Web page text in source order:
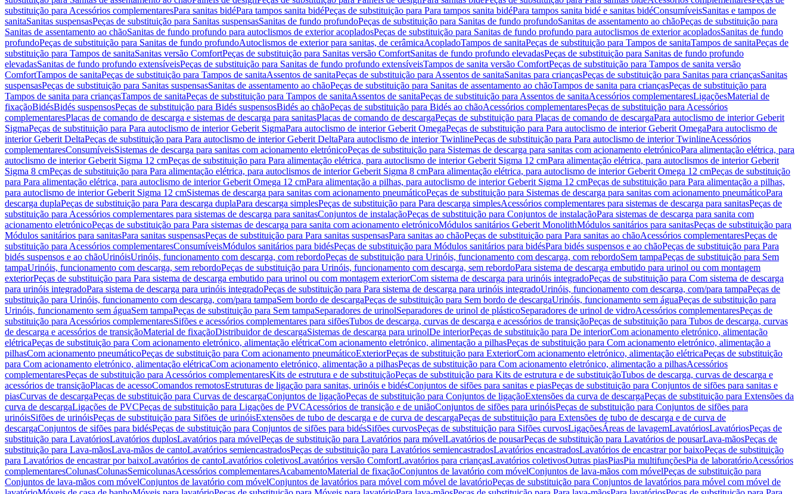
substituição para Acessórios complementaresPara sanitas bidéPara tampos sanita bidéPeças de substituição para Para tampos sanita bidéPara tampos sanita bidé e sanitas bidéConsumíveisSanitas e tampos de
sanitaSanitas suspensasPeças de substituição para Sanitas suspensasSanitas de fundo profundoPeças de substituição para Sanitas de fundo profundoSanitas de assentamento ao chãoPeças de substituição para
Sanitas de assentamento ao chãoSanitas de fundo profundo para autoclismos de exterior acopladosPeças de substituição para Sanitas de fundo profundo para autoclismos de exterior acopladosSanitas de fundo
profundoPeças de substituição para Sanitas de fundo profundoAutoclismos de exterior para sanitas, de cerâmicaAcopladoTampos de sanitaPeças de substituição para Tampos de sanitaTampos de sanitaPeças de
substituição para Tampos de sanitaSanitas versão ComfortPeças de substituição para Sanitas versão ComfortSanitas de fundo profundo elevadasPeças de substituição para Sanitas de fundo profundo
elevadasSanitas de fundo profundo extensíveisPeças de substituição para Sanitas de fundo profundo extensíveisTampos de sanita versão ComfortPeças de substituição para Tampos de sanita versão
ComfortTampos de sanitaPeças de substituição para Tampos de sanitaAssentos de sanitaPeças de substituição para Assentos de sanitaSanitas para criançasPeças de substituição para Sanitas para criançasSanitas
suspensasPeças de substituição para Sanitas suspensasSanitas de assentamento ao chãoPeças de substituição para Sanitas de assentamento ao chãoTampos de sanita para criançasPeças de substituição para
Tampos de sanita para criançasTampos de sanitaPeças de substituição para Tampos de sanitaAssentos de sanitaPeças de substituição para Assentos de sanitaAcessórios complementaresLigaçõesMaterial de
fixaçãoBidésBidés suspensosPeças de substituição para Bidés suspensosBidés ao chãoPeças de substituição para Bidés ao chãoAcessórios complementaresPeças de substituição para Acessórios
complementaresPlacas de comando de descarga e sistemas de descarga para sanitasPlacas de comando de descargaPeças de substituição para Placas de comando de descargaPara autoclismo de interior Geberit
SigmaPeças de substituição para Para autoclismo de interior Geberit SigmaPara autoclismo de interior Geberit OmegaPeças de substituição para Para autoclismo de interior Geberit OmegaPara autoclismo de
interior Geberit DeltaPeças de substituição para Para autoclismo de interior Geberit DeltaPara autoclismo de interior TwinlinePeças de substituição para Para autoclismo de interior TwinlineAcessórios
complementaresConsumíveisSistemas de descarga para sanitas com acionamento eletrónicoPeças de substituição para Sistemas de descarga para sanitas com acionamento eletrónicoPara alimentação elétrica, para
autoclismo de interior Geberit Sigma 12 cmPeças de substituição para Para alimentação elétrica, para autoclismo de interior Geberit Sigma 12 cmPara alimentação elétrica, para autoclismos de interior Geberit
Sigma 8 cmPeças de substituição para Para alimentação elétrica, para autoclismos de interior Geberit Sigma 8 cmPara alimentação elétrica, para autoclismo de interior Geberit Omega 12 cmPeças de substituição
para Para alimentação elétrica, para autoclismo de interior Geberit Omega 12 cmPara alimentação a pilhas, para autoclismo de interior Geberit Sigma 12 cmPeças de substituição para Para alimentação a pilhas,
para autoclismo de interior Geberit Sigma 12 cmSistemas de descarga para sanitas com acionamento pneumáticoPeças de substituição para Sistemas de descarga para sanitas com acionamento pneumáticoPara
descarga duplaPeças de substituição para Para descarga duplaPara descarga simplesPeças de substituição para Para descarga simplesAcessórios complementares para sistemas de descarga para sanitasPeças de
substituição para Acessórios complementares para sistemas de descarga para sanitasConjuntos de instalaçãoPeças de substituição para Conjuntos de instalaçãoPara sistemas de descarga para sanita com
acionamento eletrónicoPeças de substituição para Para sistemas de descarga para sanita com acionamento eletrónicoMódulos sanitários Geberit MonolithMódulos sanitários para sanitasPeças de substituição para
Módulos sanitários para sanitasPara sanitas suspensasPeças de substituição para Para sanitas suspensasPara sanitas ao chãoPeças de substituição para Para sanitas ao chãoAcessórios complementaresPeças de
substituição para Acessórios complementaresConsumíveisMódulos sanitários para bidésPeças de substituição para Módulos sanitários para bidésPara bidés suspensos e ao chãoPeças de substituição para Para
bidés suspensos e ao chãoUrinóisUrinóis, funcionamento com descarga, com rebordoPeças de substituição para Urinóis, funcionamento com descarga, com rebordoSem tampaPeças de substituição para Sem
tampaUrinóis, funcionamento com descarga, sem rebordoPeças de substituição para Urinóis, funcionamento com descarga, sem rebordoPara sistema de descarga embutido para urinol ou com montagem
exteriorPeças de substituição para Para sistema de descarga embutido para urinol ou com montagem exteriorCom sistema de descarga para urinóis integradoPeças de substituição para Com sistema de descarga
para urinóis integradoPara sistema de descarga para urinóis integradoPeças de substituição para Para sistema de descarga para urinóis integradoUrinóis, funcionamento com descarga, com/para tampaPeças de
substituição para Urinóis, funcionamento com descarga, com/para tampaSem bordo de descargaPeças de substituição para Sem bordo de descargaUrinóis, funcionamento sem águaPeças de substituição para
Urinóis, funcionamento sem águaSem tampaPeças de substituição para Sem tampaSeparadores de urinolSeparadores de urinol de plásticoSeparadores de urinol de vidroAcessórios complementaresPeças de
substituição para Acessórios complementaresSifões e acessórios complementares para sifõesTubos de descarga, curvas de descarga e acessórios de transiçãoPeças de substituição para Tubos de descarga, curvas
de descarga e acessórios de transiçãoMaterial de fixaçãoDistribuidor de descargaSistemas de descarga para urinolDe interiorPeças de substituição para De interiorCom acionamento eletrónico, alimentação
elétricaPeças de substituição para Com acionamento eletrónico, alimentação elétricaCom acionamento eletrónico, alimentação a pilhasPeças de substituição para Com acionamento eletrónico, alimentação a
pilhasCom acionamento pneumáticoPeças de substituição para Com acionamento pneumáticoExteriorPeças de substituição para ExteriorCom acionamento eletrónico, alimentação elétricaPeças de substituição
para Com acionamento eletrónico, alimentação elétricaCom acionamento eletrónico, alimentação a pilhasPeças de substituição para Com acionamento eletrónico, alimentação a pilhasAcessórios
complementaresPeças de substituição para Acessórios complementaresKits de estrutura e de substituiçãoPeças de substituição para Kits de estrutura e de substituiçãoTubos de descarga, curvas de descarga e
acessórios de transiçãoPlacas de acessoComandos remotosEstruturas de ligação para sanitas, urinóis e bidésConjuntos de sifões para sanitas e piasPeças de substituição para Conjuntos de sifões para sanitas e
piasCurvas de descargaPeças de substituição para Curvas de descargaConjuntos de ligaçãoPeças de substituição para Conjuntos de ligaçãoExtensões da curva de descargaPeças de substituição para Extensões da
curva de descargaLigações de PVCPeças de substituição para Ligações de PVCAcessórios de transição e de uniãoConjuntos de sifões para urinóisPeças de substituição para Conjuntos de sifões para
urinóisSifões de urinóisPeças de substituição para Sifões de urinóisExtensões de tubo de descarga e de curva de descargaPeças de substituição para Extensões de tubo de descarga e de curva de
descargaConjuntos de sifões para bidésPeças de substituição para Conjuntos de sifões para bidésSifões curvosPeças de substituição para Sifões curvosLigaçõesÁreas de lavagemLavatóriosLavatóriosPeças de
substituição para LavatóriosLavatórios duplosLavatórios para móvelPeças de substituição para Lavatórios para móvelLavatórios de pousarPeças de substituição para Lavatórios de pousarLava-mãosPeças de
substituição para Lava-mãosLava-mãos de cantoLavatórios semiencastradosPeças de substituição para Lavatórios semiencastradosLavatórios encastradosLavatórios de encastrar por baixoPeças de substituição
para Lavatórios de encastrar por baixoLavatórios de cantoLavatórios coletivosLavatórios versão ComfortLavatórios para criançasLavatórios coletivosOutras piasPiasPia multifunçõesPia de laboratórioAcessórios
complementaresColunasColunasSemicolunasAcessórios complementaresAcabamentoMaterial de fixaçãoConjuntos de lavatório com móvelConjuntos de lava-mãos com móvelPeças de substituição para
Conjuntos de lava-mãos com móvelConjuntos de lavatório com móvelConjuntos de lavatórios para móvel com móvel de lavatórioPeças de substituição para Conjuntos de lavatórios para móvel com móvel de